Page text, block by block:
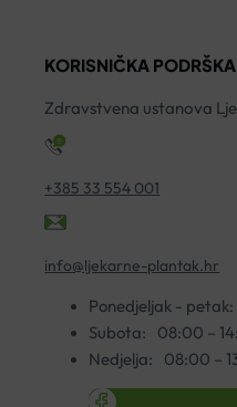
KORISNIČKA PODRŠKA
Zdravstvena ustanova
+385 33 554 001
info@ljekarne-plantak.hr
Ponedjeljak - petak:
Subota:
08:00 –
Nedjelja:
08:00 –